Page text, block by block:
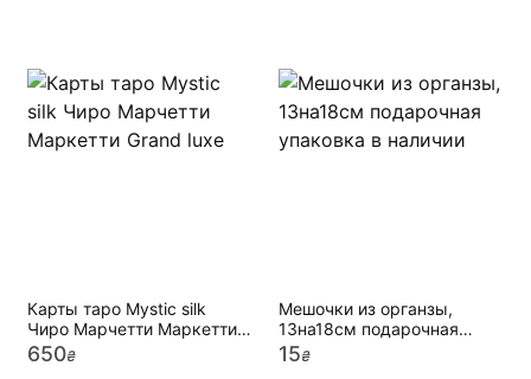
Карты таро Mystic silk
Чиро Марчетти Маркетти
Grand luxe
650₴
Мешочки из органзы,
13на18см подарочная
упаковка в наличии
15₴